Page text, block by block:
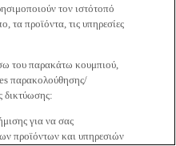
τον ιστότοπό
τα προϊόντα, τις υπηρεσίες
του παρακάτω κουμπιού,
παρακολούθησης/
δικτύωσης:
για να σας
προϊόντων και υπηρεσιών